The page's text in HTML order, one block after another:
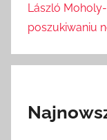
László
poszukiwaniu